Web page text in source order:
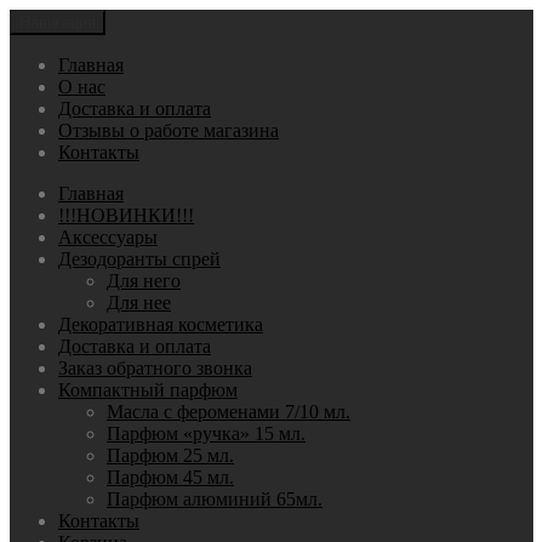
Главная
О нас
Доставка и оплата
Отзывы о работе магазина
Контакты
Главная
!!!НОВИНКИ!!!
Аксессуары
Дезодоранты спрей
Для него
Для нее
Декоративная косметика
Доставка и оплата
Заказ обратного звонка
Компактный парфюм
Масла с фероменами 7/10 мл.
Парфюм «ручка» 15 мл.
Парфюм 25 мл.
Парфюм 45 мл.
Парфюм алюминий 65мл.
Контакты